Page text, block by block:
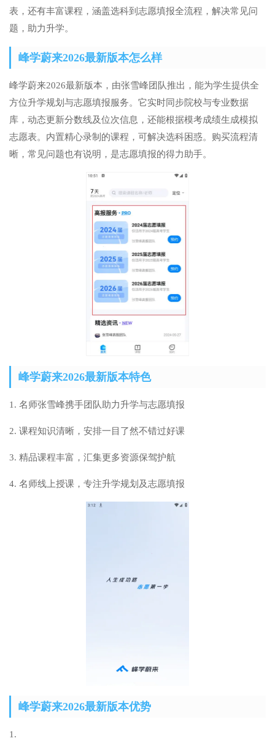
表，还有丰富课程，涵盖选科到志愿填报全流程，解决常见问
题，助力升学。
峰学蔚来2026最新版本怎么样
峰学蔚来2026最新版本，由张雪峰团队推出，能为学生提供全
方位升学规划与志愿填报服务。它实时同步院校与专业数据
库，动态更新分数线及位次信息，还能根据模考成绩生成模拟
志愿表。内置精心录制的课程，可解决选科困惑。购买流程清
晰，常见问题也有说明，是志愿填报的得力助手。
峰学蔚来2026最新版本特色
1. 名师张雪峰携手团队助力升学与志愿填报
2. 课程知识清晰，安排一目了然不错过好课
3. 精品课程丰富，汇集更多资源保驾护航
4. 名师线上授课，专注升学规划及志愿填报
峰学蔚来2026最新版本优势
1.